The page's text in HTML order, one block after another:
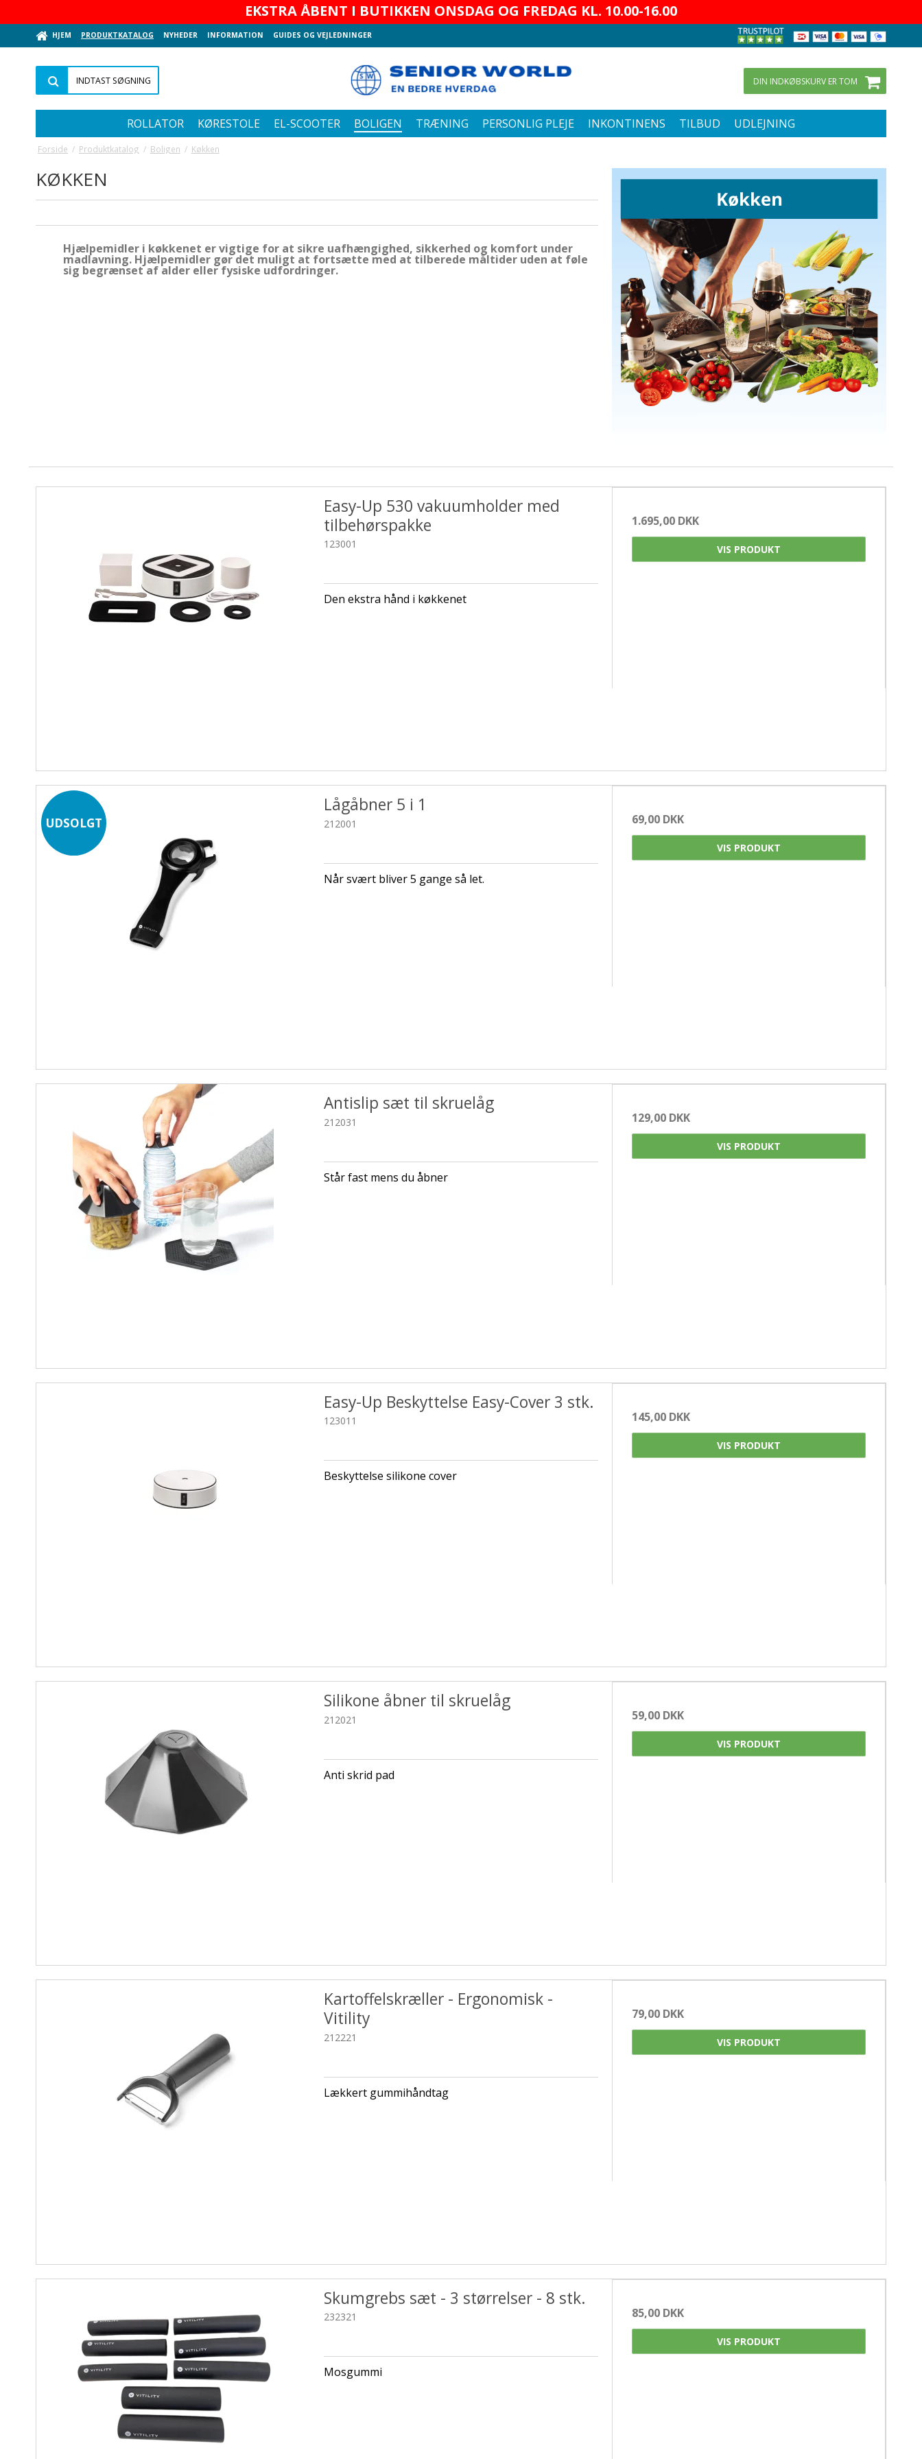
EKSTRA ÅBENT I BUTIKKEN ONSDAG OG FREDAG KL. 10.00-16.00
HJEM PRODUKTKATALOG NYHEDER INFORMATION GUIDES OG VEJLEDNINGER
DIN INDKØBSKURV ER TOM
ROLLATOR KØRESTOLE EL-SCOOTER BOLIGEN TRÆNING PERSONLIG PLEJE INKONTINENS TILBUD UDLEJNING
Forside / Produktkatalog / Boligen / Køkken
KØKKEN
Hjælpemidler i køkkenet er vigtige for at sikre uafhængighed, sikkerhed og komfort under
madlavning. Hjælpemidler gør det muligt at fortsætte med at tilberede måltider uden at føle
sig begrænset af alder eller fysiske udfordringer.
Easy-Up 530 vakuumholder med
tilbehørspakke
123001
Den ekstra hånd i køkkenet
1.695,00 DKK
VIS PRODUKT
UDSOLGT
Lågåbner 5 i 1
212001
Når svært bliver 5 gange så let.
69,00 DKK
VIS PRODUKT
Antislip sæt til skruelåg
212031
Står fast mens du åbner
129,00 DKK
VIS PRODUKT
Easy-Up Beskyttelse Easy-Cover 3 stk.
123011
Beskyttelse silikone cover
145,00 DKK
VIS PRODUKT
Silikone åbner til skruelåg
212021
Anti skrid pad
59,00 DKK
VIS PRODUKT
Kartoffelskræller - Ergonomisk -
Vitility
212221
Lækkert gummihåndtag
79,00 DKK
VIS PRODUKT
Skumgrebs sæt - 3 størrelser - 8 stk.
232321
Mosgummi
85,00 DKK
VIS PRODUKT